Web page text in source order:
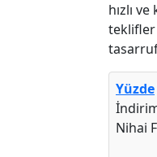
hızlı
teklifler
Yüzde
Nihai